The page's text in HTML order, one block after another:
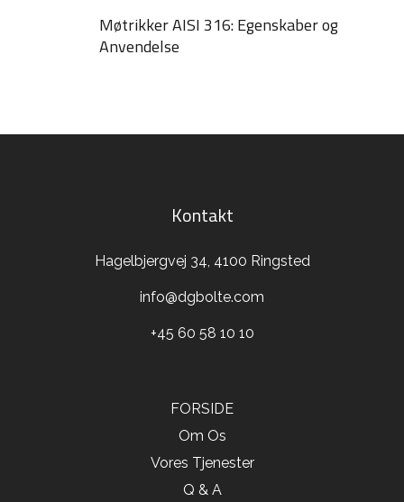
Møtrikker AISI 316: Egenskaber og
Anvendelse
Kontakt
Hagelbjergvej 34, 4100 Ringsted
info@dgbolte.com
+45 60 58 10 10
FORSIDE
Om Os
Vores Tjenester
Q & A